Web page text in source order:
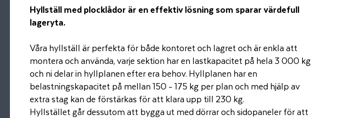
Hyllställ med plocklådor är en effektiv lösning som sparar värdefull
lageryta.
Våra hyllställ är perfekta för både kontoret och lagret och är enkla att
montera och använda, varje sektion har en lastkapacitet på hela 3 000 kg
och ni delar in hyllplanen efter era behov. Hyllplanen har en
belastningskapacitet på mellan 150 - 175 kg per plan och med hjälp av
extra stag kan de förstärkas för att klara upp till 230 kg.
Hyllstället går dessutom att bygga ut med dörrar och sidopaneler för att